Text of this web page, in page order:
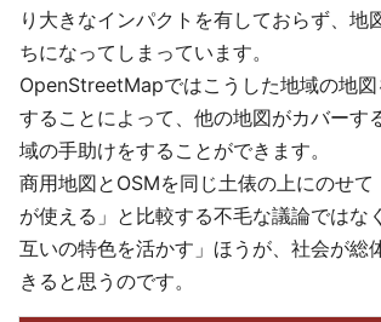
り大きなインパクトを有しておらず、地
ちになってしまっています。
OpenStreetMapではこうした地域の地
することによって、他の地図がカバーす
域の手助けをすることができます。
商用地図とOSMを同じ土俵の上にのせて
が使える」と比較する不毛な議論ではな
互いの特色を活かす」ほうが、社会が総
きると思うのです。